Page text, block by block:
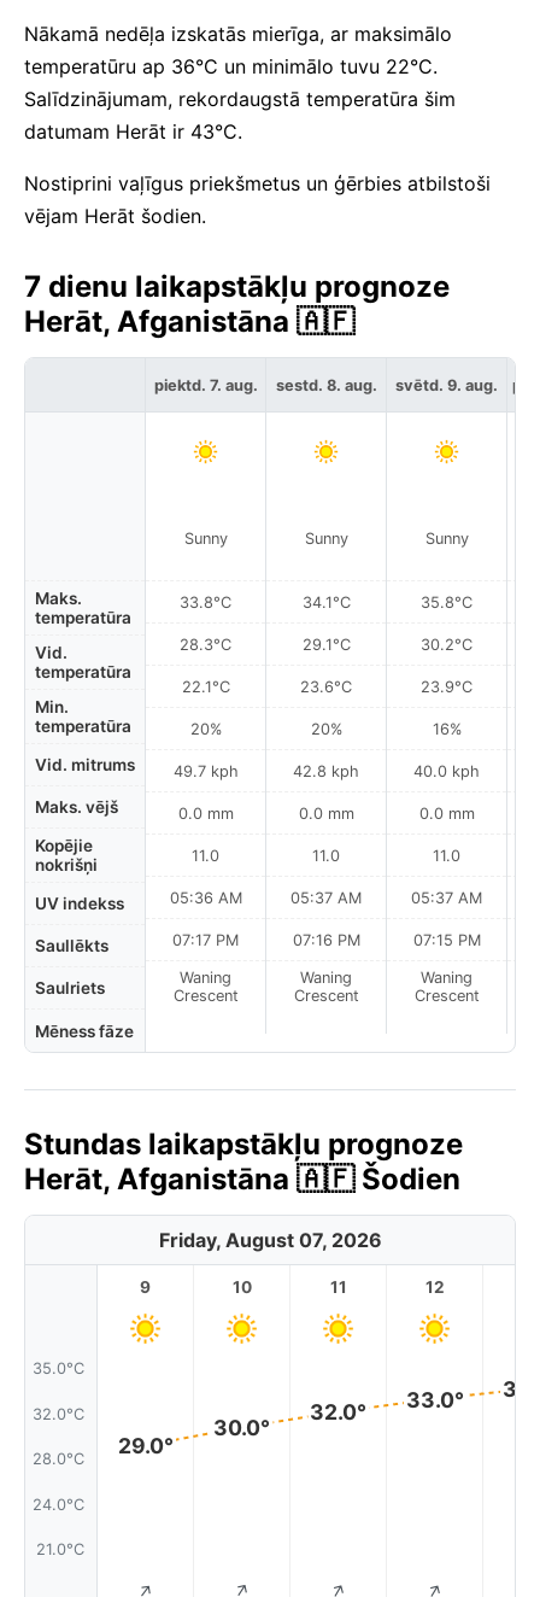
Nākamā nedēļa izskatās mierīga, ar maksimālo
temperatūru ap 36°C un minimālo tuvu 22°C.
Salīdzinājumam, rekordaugstā temperatūra šim
datumam Herāt ir 43°C.
Nostiprini vaļīgus priekšmetus un ģērbies atbilstoši
vējam Herāt šodien.
7 dienu laikapstākļu prognoze
Herāt, Afganistāna 🇦🇫
Maks.
temperatūra
Vid.
temperatūra
Min.
temperatūra
Vid. mitrums
Maks. vējš
Kopējie
nokrišņi
UV indekss
Saullēkts
Saulriets
Mēness fāze
piektd. 7. aug.
Sunny
33.8°C
28.3°C
22.1°C
20%
49.7 kph
0.0 mm
11.0
05:36 AM
07:17 PM
Waning
Crescent
sestd. 8. aug.
Sunny
34.1°C
29.1°C
23.6°C
20%
42.8 kph
0.0 mm
11.0
05:37 AM
07:16 PM
Waning
Crescent
svētd. 9. aug.
Sunny
35.8°C
30.2°C
23.9°C
16%
40.0 kph
0.0 mm
11.0
05:37 AM
07:15 PM
Waning
Crescent
Stundas laikapstākļu prognoze
Herāt, Afganistāna 🇦🇫 Šodien
Friday, August 07, 2026
35.0°C
32.0°C
28.0°C
24.0°C
21.0°C
9
29.0°
↑
10
30.0°
↑
11
32.0°
↑
12
33.0°
↑